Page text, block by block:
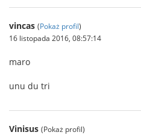
vincas (Pokaż profil)
16 listopada 2016, 08:57:14
maro
unu du tri
Vinisus (Pokaż profil)